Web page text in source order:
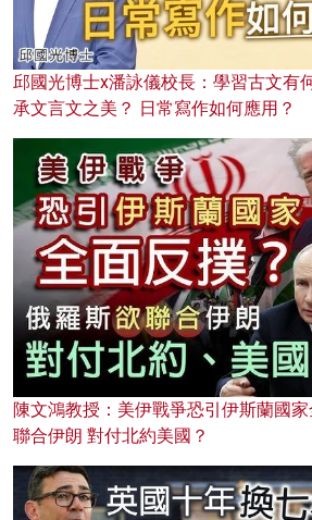
邱國光博士x潘詠儀校長：學習古文有
承文言文之美？ 日常寫作如何應用？
陳文鴻教授：美伊戰爭恐引伊斯蘭國
聯合伊朗 對付北約美國？